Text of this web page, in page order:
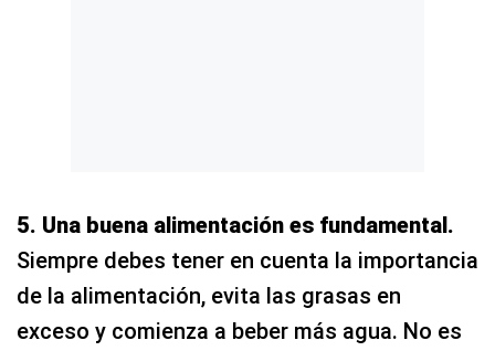
5. Una buena alimentación es fundamental.
Siempre debes tener en cuenta la importancia
de la alimentación, evita las grasas en
exceso y comienza a beber más agua. No es